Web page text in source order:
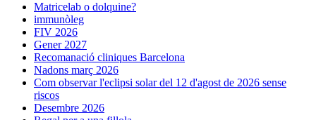
Matricelab o dolquine?
immunòleg
FIV 2026
Gener 2027
Recomanació cliniques Barcelona
Nadons març 2026
Com observar l'eclipsi solar del 12 d'agost de 2026 sense
riscos
Desembre 2026